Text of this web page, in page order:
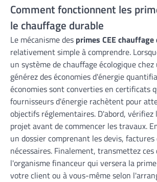
Comment fonctionnent les
le chauffage durable
Le mécanisme des primes CEE
relativement simple à comprendre.
un système de chauffage écologique
générez des économies d'énergie
économies sont converties en certificats
fournisseurs d'énergie rachètent pour
objectifs réglementaires. D'abord,
projet avant de commencer les travaux.
un dossier comprenant les devis,
nécessaires. Finalement, transmettez
l'organisme financeur qui versera la
votre client ou à vous-même selon